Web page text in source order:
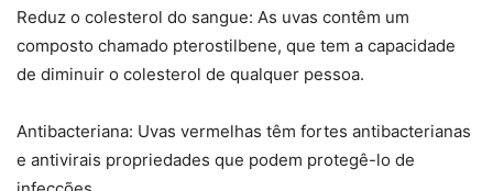
Reduz o colesterol do sangue: As uvas contêm um
composto chamado pterostilbene, que tem a capacidade
de diminuir o colesterol de qualquer pessoa.
Antibacteriana: Uvas vermelhas têm fortes antibacterianas
e antivirais propriedades que podem protegê-lo de